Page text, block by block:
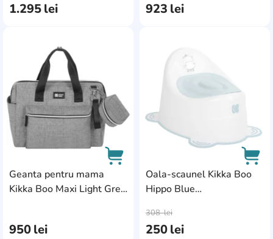
1.295lei 923 lei
Geanta pentru mama
Kikka Boo Maxi Light Grey
950lei
Oala-scaunel Kikka Boo
Hippo Blue
250lei
308lei